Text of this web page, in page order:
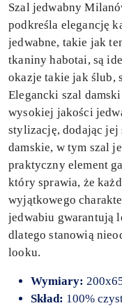
Szal jedwabny
podkreśla elegancję
jedwabne, takie jak
tkaniny habotai, są
okazje takie jak ślub,
Elegancki szal
wysokiej jakości
stylizację, dodając jej
damskie, w tym szal
praktyczny element
który sprawia, że
wyjątkowego
jedwabiu gwarantują
dlatego stanowią
looku.
Wymiary:
Skład: 100%